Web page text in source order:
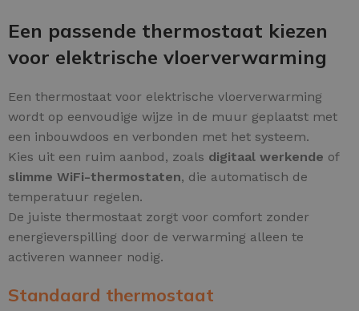
Een passende thermostaat kiezen
voor elektrische vloerverwarming
Een thermostaat voor elektrische vloerverwarming
wordt op eenvoudige wijze in de muur geplaatst met
een inbouwdoos en verbonden met het systeem.
Kies uit een ruim aanbod, zoals digitaal werkende of
slimme WiFi-thermostaten, die automatisch de
temperatuur regelen.
De juiste thermostaat zorgt voor comfort zonder
energieverspilling door de verwarming alleen te
activeren wanneer nodig.
Standaard thermostaat